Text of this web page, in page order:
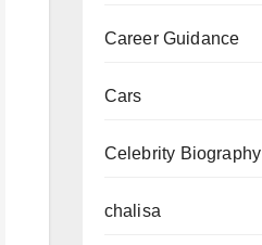
Career Guidance
Cars
Celebrity Biography
chalisa